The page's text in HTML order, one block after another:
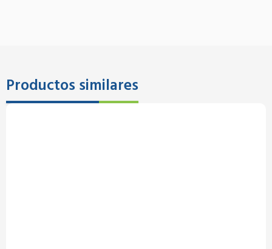
Productos similares